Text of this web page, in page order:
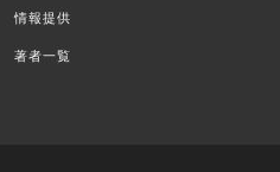
情報提供
著者一覧